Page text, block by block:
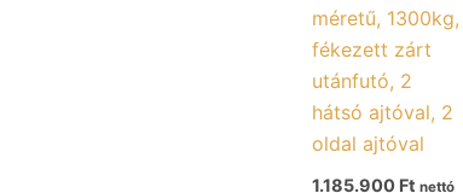
méretű, 1300kg,
fékezett zárt
utánfutó, 2
hátsó ajtóval, 2
oldal ajtóval
1.185.900 Ft nettó